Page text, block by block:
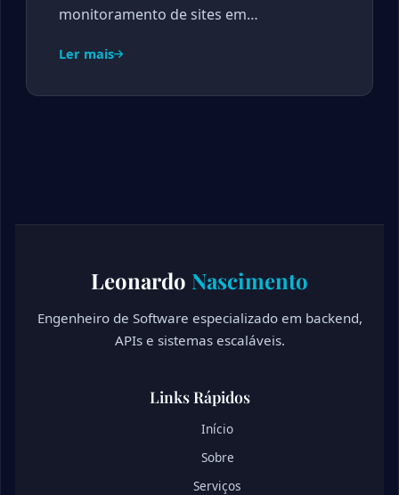
monitoramento de sites em…
Ler mais
Leonardo Nascimento
Engenheiro de Software especializado em backend,
APIs e sistemas escaláveis.
Links Rápidos
Início
Sobre
Serviços